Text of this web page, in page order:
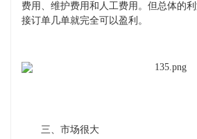
费用、维护费用和人工费用。但总体的利
接订单几单就完全可以盈利。
三、市场很大